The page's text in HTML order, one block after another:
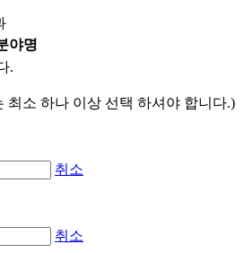
야명
.
최소 하나 이상 선택 하셔야 합니다.)
취소
취소